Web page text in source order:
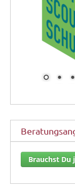
Brauchst Du